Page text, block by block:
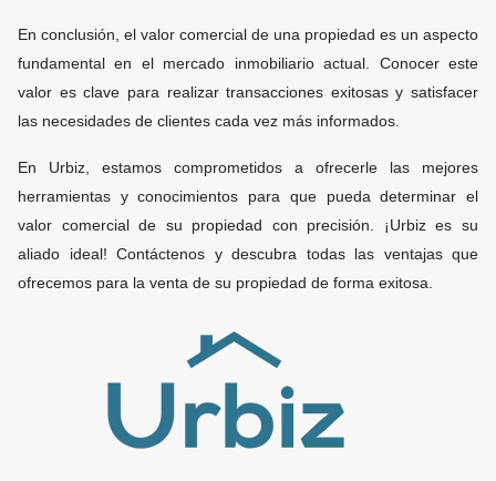
En conclusión, el valor comercial de una propiedad es un aspecto
fundamental en el mercado inmobiliario actual. Conocer este
valor es clave para realizar transacciones exitosas y satisfacer
las necesidades de clientes cada vez más informados.
En Urbiz, estamos comprometidos a ofrecerle las mejores
herramientas y conocimientos para que pueda determinar el
valor comercial de su propiedad con precisión. ¡Urbiz es su
aliado ideal! Contáctenos y descubra todas las ventajas que
ofrecemos para la venta de su propiedad de forma exitosa.